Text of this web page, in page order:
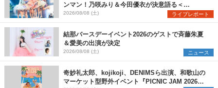
ンマン！乃咲みり＆今田優衣が決意語る＜
Onephony新体制1st Oneman Live はじまりの夏
＞
2026/08/08 (土) ライブレポート
結那バースデーイベント2026のゲストで斉藤朱夏
＆愛美の出演が決定
2026/08/08 (土) ニュース
奇妙礼太郎、kojikoji、DENIMSら出演、和歌山の
マーケット型野外イベント『PICNIC JAM 2026』